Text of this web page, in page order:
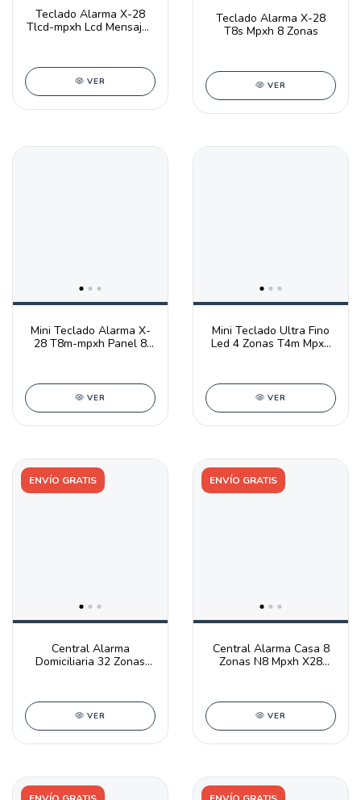
Teclado Alarma X-28
Tlcd-mpxh Lcd Mensajes
VER
Teclado Alarma X-28
T8s Mpxh 8 Zonas
VER
Mini Teclado Alarma X-
28 T8m-mpxh Panel 8
VER
Mini Teclado Ultra Fino
Led 4 Zonas T4m Mpxh
VER
ENVÍO GRATIS
Central Alarma
Domiciliaria 32 Zonas
VER
ENVÍO GRATIS
Central Alarma Casa 8
Zonas N8 Mpxh X28
VER